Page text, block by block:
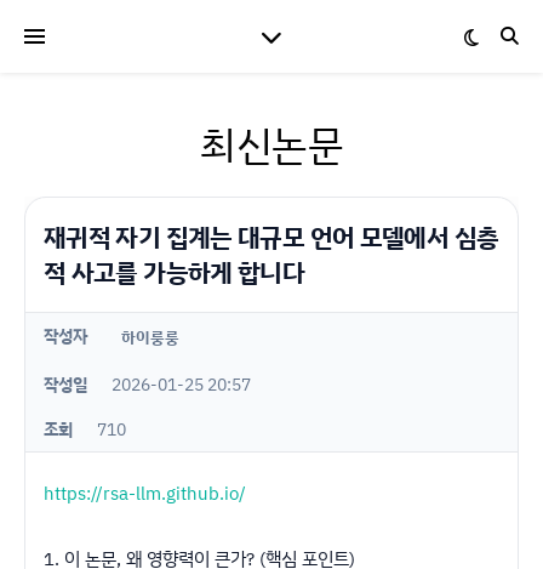
최신논문
재귀적 자기 집계는 대규모 언어 모델에서 심층
적 사고를 가능하게 합니다
작성자 하이룽룽
작성일
2026-01-25 20:57
조회
710
https://rsa-llm.github.io/
​1. 이 논문, 왜 영향력이 큰가? (핵심 포인트)